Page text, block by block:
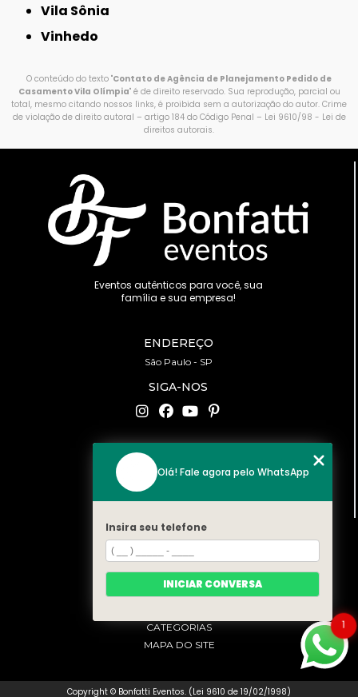
Vila Sônia
Vinhedo
O conteúdo do texto "Contato de Agência de Planejamento Pedido de
Casamento Vila Olímpia" é de direito reservado. Sua reprodução, parcial ou
total, mesmo citando nossos links, é proibida sem a autorização do autor. Crime
de violação de direito autoral – artigo 184 do Código Penal – Lei 9610/98 - Lei de
direitos autorais.
Eventos autênticos para você, sua
família e sua empresa!
ENDEREÇO
São Paulo - SP
SIGA-NOS
CONTATO
(11) 94519-2422
contato@bonfattieventos.com.br
MENU
HOME
A BONFATTI
CATEGORIAS
MAPA DO SITE
Copyright © Bonfatti Eventos. (Lei 9610 de 19/02/1998)
1
Olá! Fale agora pelo WhatsApp
Insira seu telefone
INICIAR CONVERSA